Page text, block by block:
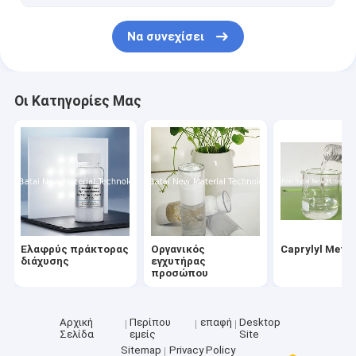
ΠΕΤΡΕΛΑΙΟ ΣΙΛΙΚΟΝΗΣ
Sunscreen πράκτορας
Να συνεχίσει
Οι Κατηγορίες Μας
Ελαφρύς πράκτορας
διάχυσης
Οργανικός
εγχυτήρας
προσώπου
Caprylyl
Αρχική
Σελίδα
Περίπου
εμείς
επαφή
Desktop
Site
Sitemap
Privacy Policy